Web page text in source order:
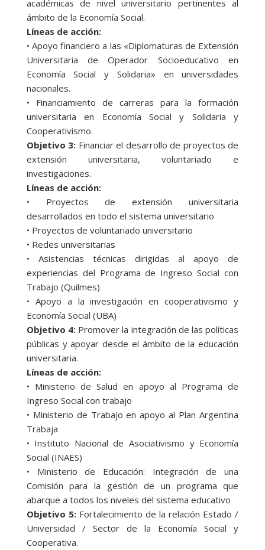
académicas de nivel universitario pertinentes al
ámbito de la Economía Social.
Líneas de acción:
• Apoyo financiero a las «Diplomaturas de Extensión
Universitaria de Operador Socioeducativo en
Economía Social y Solidaria» en universidades
nacionales.
• Financiamiento de carreras para la formación
universitaria en Economía Social y Solidaria y
Cooperativismo.
Objetivo 3: Financiar el desarrollo de proyectos de
extensión universitaria, voluntariado e
investigaciones.
Líneas de acción:
• Proyectos de extensión universitaria
desarrollados en todo el sistema universitario
• Proyectos de voluntariado universitario
• Redes universitarias
• Asistencias técnicas dirigidas al apoyo de
experiencias del Programa de Ingreso Social con
Trabajo (Quilmes)
• Apoyo a la investigación en cooperativismo y
Economía Social (UBA)
Objetivo 4: Promover la integración de las políticas
públicas y apoyar desde el ámbito de la educación
universitaria.
Líneas de acción:
• Ministerio de Salud en apoyo al Programa de
Ingreso Social con trabajo
• Ministerio de Trabajo en apoyo al Plan Argentina
Trabaja
• Instituto Nacional de Asociativismo y Economía
Social (INAES)
• Ministerio de Educación: Integración de una
Comisión para la gestión de un programa que
abarque a todos los niveles del sistema educativo
Objetivo 5:Fortalecimiento de la relación Estado /
Universidad / Sector de la Economía Social y
Cooperativa.